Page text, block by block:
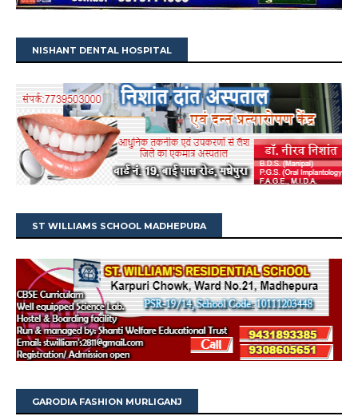
NISHANT DENTAL HOSPITAL
ST WILLIAMS SCHOOL MADHEPURA
GARODIA FASHION MURLIGANJ